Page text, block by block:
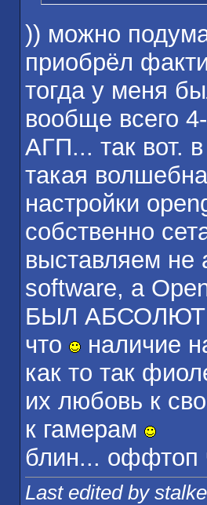
)) можно
приобрёл
тогда у меня
вообще всего
АГП... так вот.
такая
настройки
собственно
выставляем не
software, а
БЫЛ
что
наличие
как то так
их любовь к
к гамерам
блин... оффтоп
Last edited by